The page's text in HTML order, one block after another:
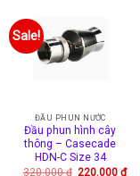
Sale!
ĐẦU PHUN NƯỚC
Đầu phun hình cây
thông – Casecade
HDN-C Size 34
320.000₫ Original
220.000₫